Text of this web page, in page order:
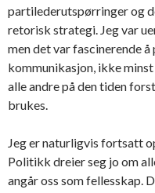
partilederutspørringer og
retorisk strategi. Jeg var
men det var fascinerende
kommunikasjon, ikke
alle andre på den tiden
brukes.
Jeg er naturligvis fortsatt
Politikk dreier seg jo om
angår oss som fellesskap.